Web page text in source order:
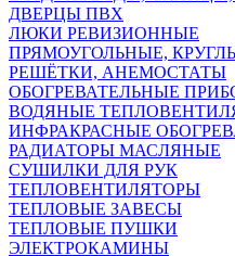
ДВЕРЦЫ ПВХ
ЛЮКИ РЕВИЗИОННЫЕ
ПРЯМОУГОЛЬНЫЕ,
РЕШЁТКИ, АНЕМОСТАТЫ
ОБОГРЕВАТЕЛЬНЫЕ
ВОДЯНЫЕ
ИНФРАКРАСНЫЕ
РАДИАТОРЫ МАСЛЯНЫЕ
СУШИЛКИ ДЛЯ РУК
ТЕПЛОВЕНТИЛЯТОРЫ
ТЕПЛОВЫЕ ЗАВЕСЫ
ТЕПЛОВЫЕ ПУШКИ
ЭЛЕКТРОКАМИНЫ